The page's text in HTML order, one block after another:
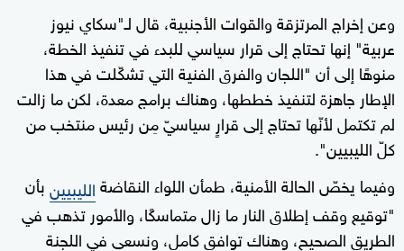
وعن إخراج المرتزقة والقوات الأجنبية، قال لـ"سكاي نيوز
عربية" إنها تحتاج إلى قرار سياسي للبدء في تنفيذ الخطة،
منوهًا إلى أن "اللجان والفرق الفنية التي تشكّلت في هذا
الإطار جاهزة لتنفيذ خططها، وهناك برامج معدة، لكن ما زالت
لم تكتمل لأنّها تحتاج إلى قرارٍ سياسيّ مِن رئيس منتخب من
كلّ الليبيين".
وفيما يخصّ الحالة الأمنية، طمأن اللواء النقاضةالليبيينبأن
"توقيع وقف إطلاق النار ما زال متماسكًا، والأمور تذهب في
الطريق الصحيح، وهناك توافق كامل، ونسعى في اللجنة